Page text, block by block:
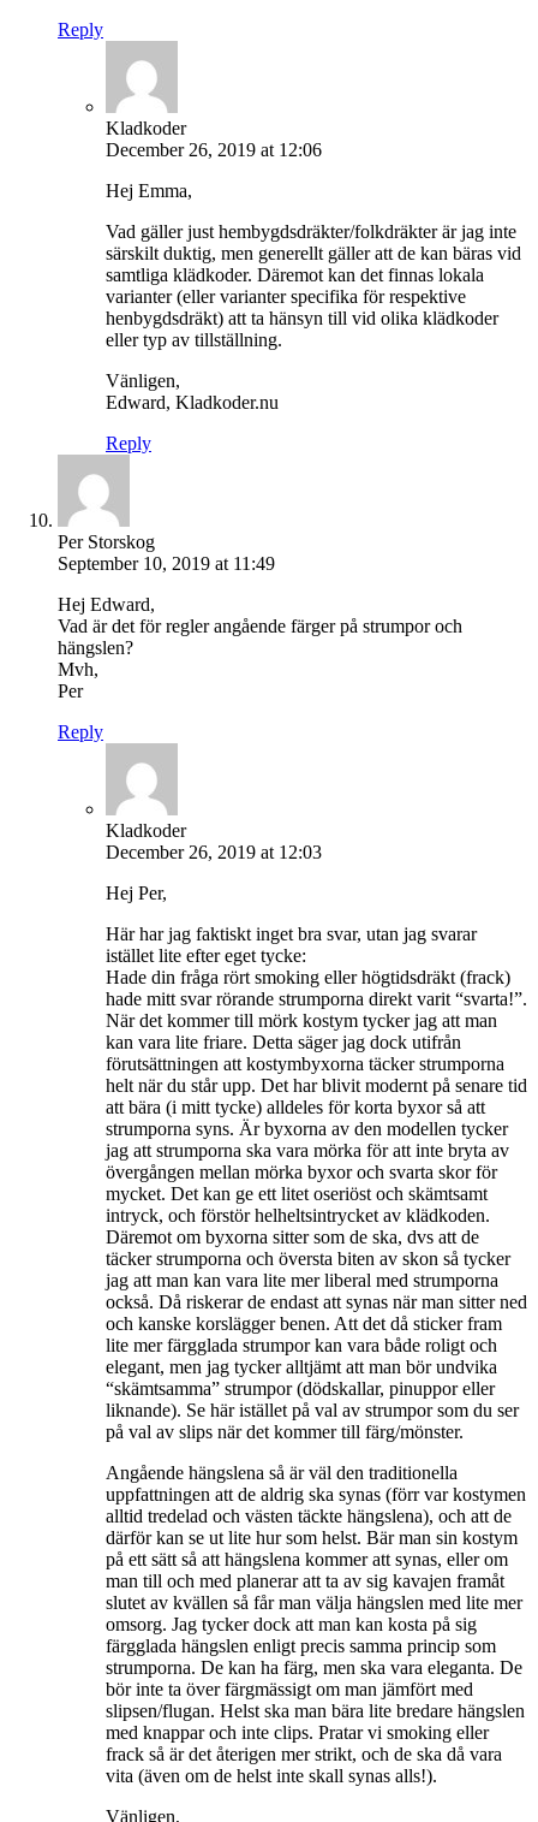
Reply
Kladkoder
December 26, 2019 at 12:06
Hej Emma,
Vad gäller just hembygdsdräkter/folkdräkter är jag inte
särskilt duktig, men generellt gäller att de kan bäras vid
samtliga klädkoder. Däremot kan det finnas lokala
varianter (eller varianter specifika för respektive
henbygdsdräkt) att ta hänsyn till vid olika klädkoder
eller typ av tillställning.
Vänligen,
Edward, Kladkoder.nu
Reply
Per Storskog
September 10, 2019 at 11:49
Hej Edward,
Vad är det för regler angående färger på strumpor och
hängslen?
Mvh,
Per
Reply
Kladkoder
December 26, 2019 at 12:03
Hej Per,
Här har jag faktiskt inget bra svar, utan jag svarar
istället lite efter eget tycke:
Hade din fråga rört smoking eller högtidsdräkt (frack)
hade mitt svar rörande strumporna direkt varit “svarta!”.
När det kommer till mörk kostym tycker jag att man
kan vara lite friare. Detta säger jag dock utifrån
förutsättningen att kostymbyxorna täcker strumporna
helt när du står upp. Det har blivit modernt på senare tid
att bära (i mitt tycke) alldeles för korta byxor så att
strumporna syns. Är byxorna av den modellen tycker
jag att strumporna ska vara mörka för att inte bryta av
övergången mellan mörka byxor och svarta skor för
mycket. Det kan ge ett litet oseriöst och skämtsamt
intryck, och förstör helheltsintrycket av klädkoden.
Däremot om byxorna sitter som de ska, dvs att de
täcker strumporna och översta biten av skon så tycker
jag att man kan vara lite mer liberal med strumporna
också. Då riskerar de endast att synas när man sitter ned
och kanske korslägger benen. Att det då sticker fram
lite mer färgglada strumpor kan vara både roligt och
elegant, men jag tycker alltjämt att man bör undvika
“skämtsamma” strumpor (dödskallar, pinuppor eller
liknande). Se här istället på val av strumpor som du ser
på val av slips när det kommer till färg/mönster.
Angående hängslena så är väl den traditionella
uppfattningen att de aldrig ska synas (förr var kostymen
alltid tredelad och västen täckte hängslena), och att de
därför kan se ut lite hur som helst. Bär man sin kostym
på ett sätt så att hängslena kommer att synas, eller om
man till och med planerar att ta av sig kavajen framåt
slutet av kvällen så får man välja hängslen med lite mer
omsorg. Jag tycker dock att man kan kosta på sig
färgglada hängslen enligt precis samma princip som
strumporna. De kan ha färg, men ska vara eleganta. De
bör inte ta över färgmässigt om man jämfört med
slipsen/flugan. Helst ska man bära lite bredare hängslen
med knappar och inte clips. Pratar vi smoking eller
frack så är det återigen mer strikt, och de ska då vara
vita (även om de helst inte skall synas alls!).
Vänligen,